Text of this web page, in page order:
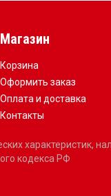
Магазин
Корзина
Оформить заказ
Оплата и доставка
Контакты
характеристик,
кодекса РФ